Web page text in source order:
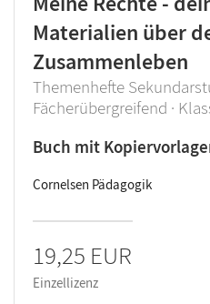
Materialien über
Zusammenleben
Themenhefte
Fächerübergreifend ·
Buch mit
Cornelsen Pädagogik
19,25 EUR
Einzellizenz